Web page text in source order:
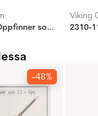
2021-3g Oppfinner sokker
Viking
-48%